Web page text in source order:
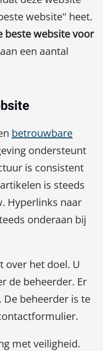
website" heet.
beste website voor
een aantal
betrouwbare
ondersteunt
is consistent
is steeds
Hyperlinks naar
onderaan bij
over het doel. U
de beheerder. Er
beheerder is te
met veiligheid.